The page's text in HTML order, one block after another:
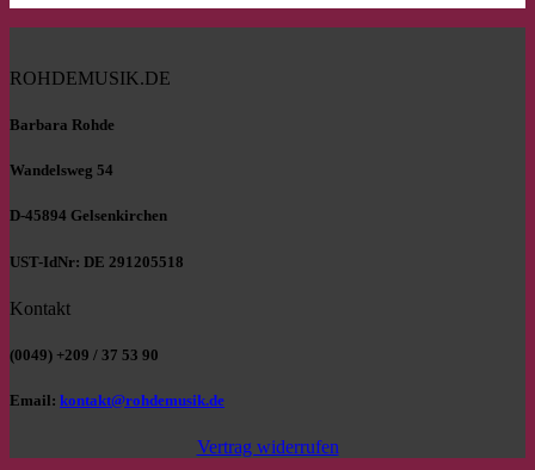
ROHDEMUSIK.DE
Barbara Rohde
Wandelsweg 54
D-45894 Gelsenkirchen
UST-IdNr: DE 291205518
Kontakt
(0049) +209 / 37 53 90
Email: kontakt@rohdemusik.de
Vertrag widerrufen